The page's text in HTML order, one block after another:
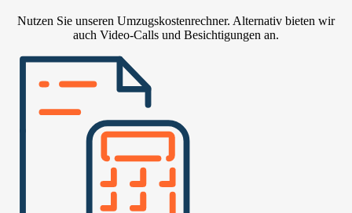
Nutzen Sie unseren Umzugskostenrechner. Alternativ bieten wir
auch Video-Calls und Besichtigungen an.